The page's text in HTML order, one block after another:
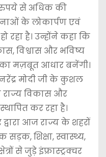
रुपये से अधिक की
के लोकार्पण एवं
रहा है। उन्होंने कहा कि
विश्वास और भविष्य
मज़बूत आधार बनेंगी।
मोदी जी के कुशल
राज्य विकास और
कर रहा है।
आज राज्य के शहरों
शिक्षा, स्वास्थ्य,
से जुड़े इंफ्रास्ट्रक्चर